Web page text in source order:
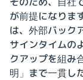
が前提になりま
は、外部バック
サインタイムの
クアップを組み
明」まで一貫し